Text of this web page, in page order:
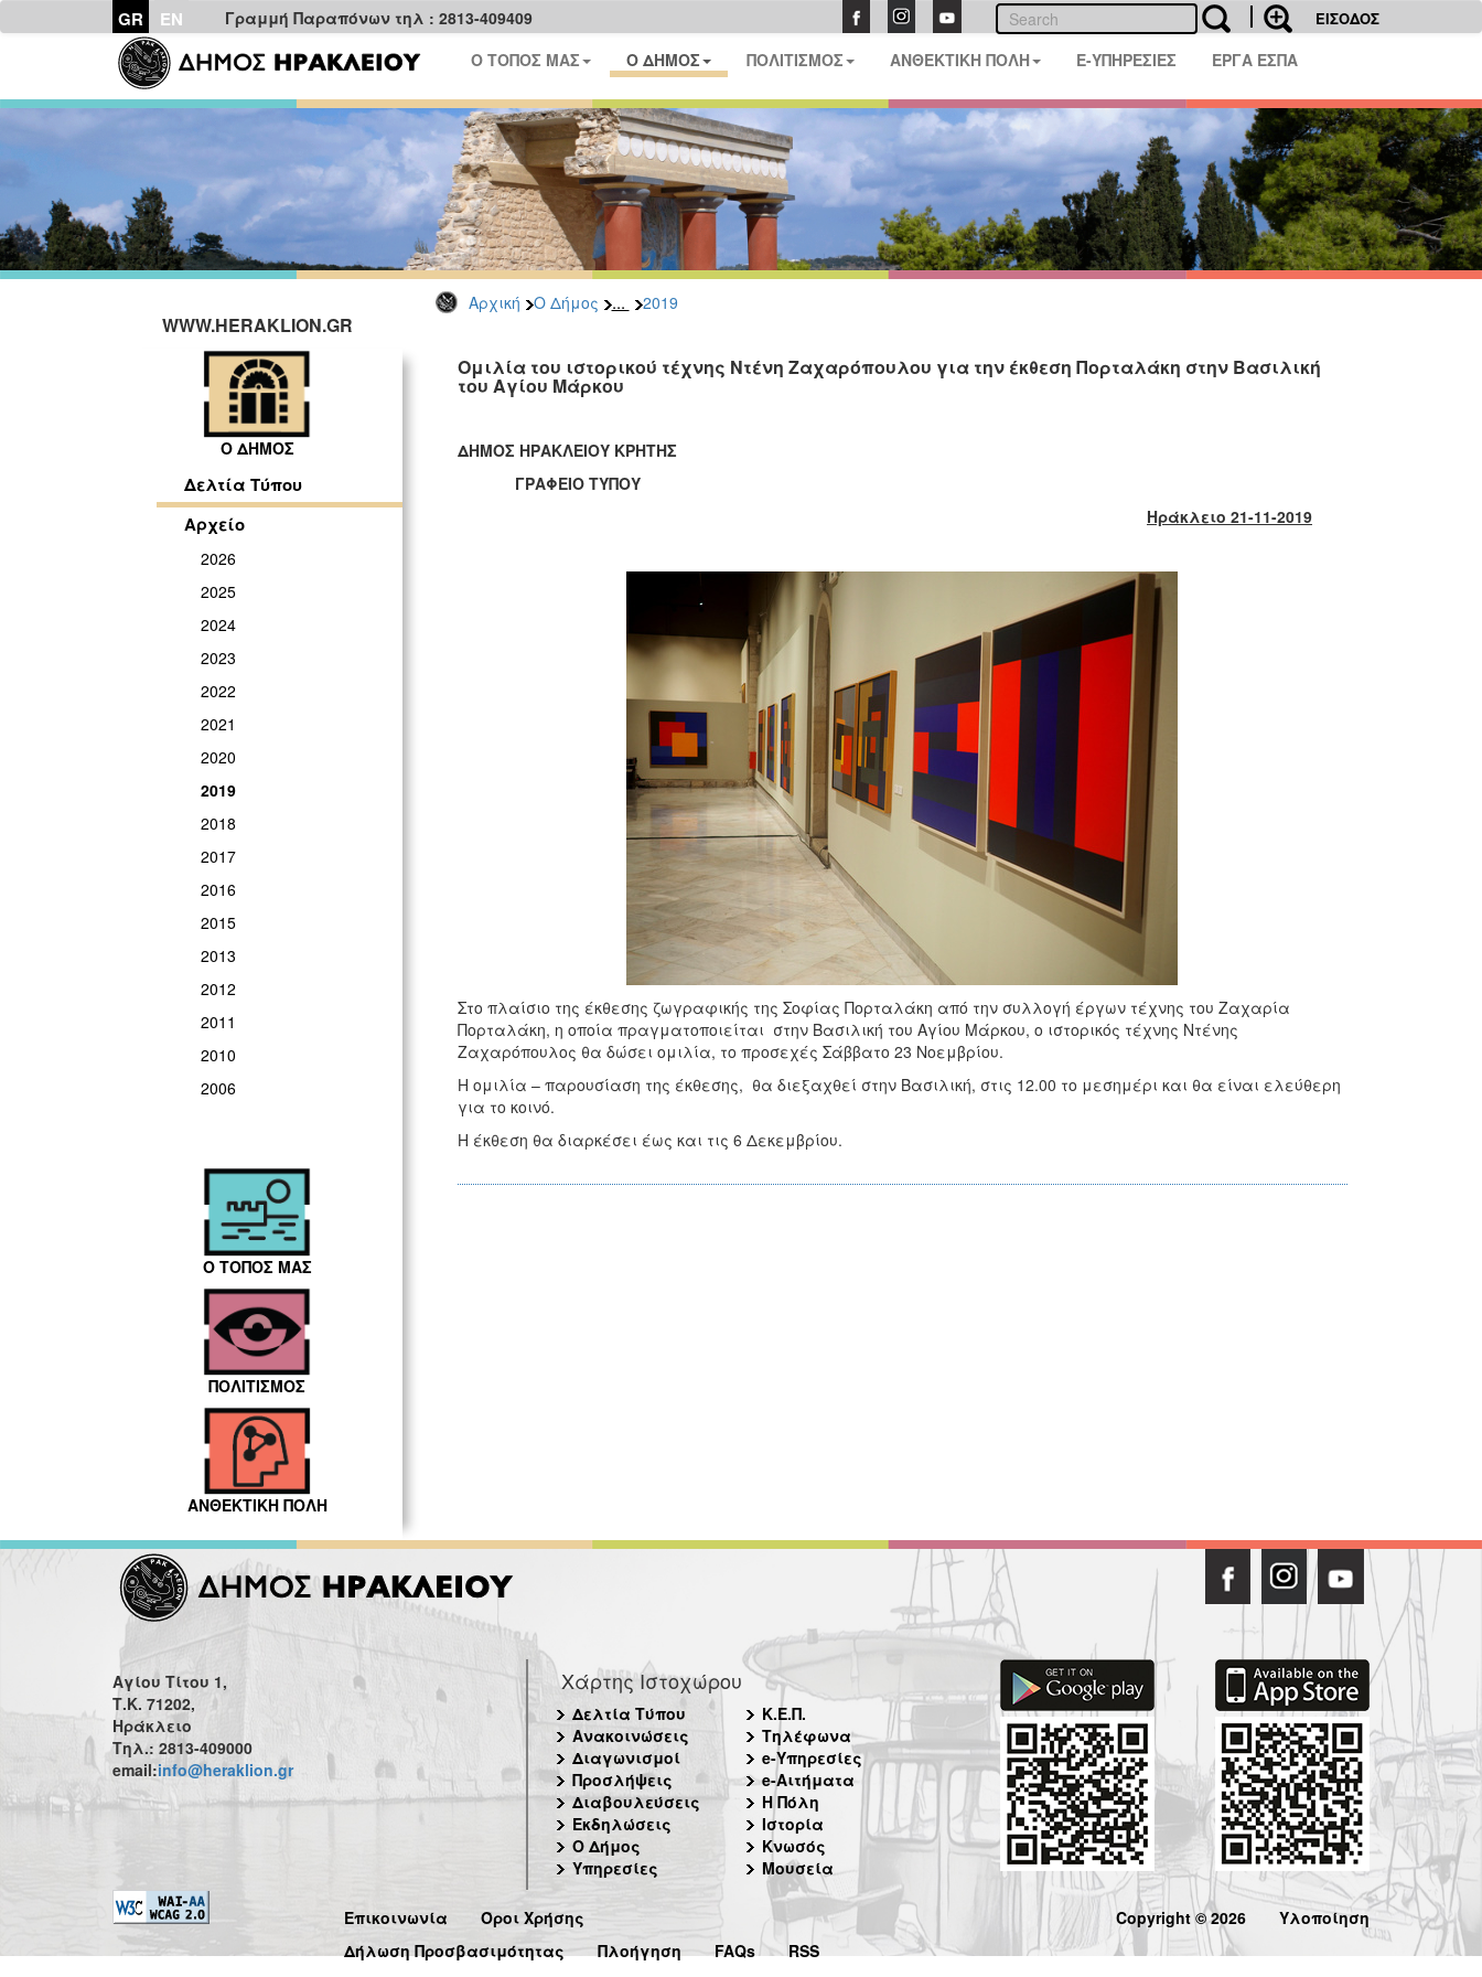
GR EN Γραμμή Παραπόνων τηλ : 2813-409409 ΕΙΣΟΔΟΣ
Ο ΤΟΠΟΣ ΜΑΣ Ο ΔΗΜΟΣ ΠΟΛΙΤΙΣΜΟΣ ΑΝΘΕΚΤΙΚΗ ΠΟΛΗ E-ΥΠΗΡΕΣΙΕΣ ΕΡΓΑ ΕΣΠΑ
Αρχική Ο Δήμος ... 2019
WWW.HERAKLION.GR
Ο ΔΗΜΟΣ
Δελτία Τύπου
Αρχείο
2026
2025
2024
2023
2022
2021
2020
2019
2018
2017
2016
2015
2013
2012
2011
2010
2006
Ο ΤΟΠΟΣ ΜΑΣ
ΠΟΛΙΤΙΣΜΟΣ
ΑΝΘΕΚΤΙΚΗ ΠΟΛΗ
Ομιλία του ιστορικού τέχνης Ντένη Ζαχαρόπουλου για την έκθεση Πορταλάκη στην Βασιλική
του Αγίου Μάρκου
ΔΗΜΟΣ ΗΡΑΚΛΕΙΟΥ ΚΡΗΤΗΣ
ΓΡΑΦΕΙΟ ΤΥΠΟΥ
Ηράκλειο 21-11-2019
Στο πλαίσιο της έκθεσης ζωγραφικής της Σοφίας Πορταλάκη από την συλλογή έργων τέχνης του Ζαχαρία
Πορταλάκη, η οποία πραγματοποιείται στην Βασιλική του Αγίου Μάρκου, ο ιστορικός τέχνης Ντένης
Ζαχαρόπουλος θα δώσει ομιλία, το προσεχές Σάββατο 23 Νοεμβρίου.
Η ομιλία – παρουσίαση της έκθεσης, θα διεξαχθεί στην Βασιλική, στις 12.00 το μεσημέρι και θα είναι ελεύθερη
για το κοινό.
Η έκθεση θα διαρκέσει έως και τις 6 Δεκεμβρίου.
Αγίου Τίτου 1,
Τ.Κ. 71202,
Ηράκλειο
Τηλ.: 2813-409000
email:info@heraklion.gr
Χάρτης Ιστοχώρου
Δελτία Τύπου
Ανακοινώσεις
Διαγωνισμοί
Προσλήψεις
Διαβουλεύσεις
Εκδηλώσεις
Ο Δήμος
Υπηρεσίες
Κ.Ε.Π.
Τηλέφωνα
e-Υπηρεσίες
e-Αιτήματα
Η Πόλη
Ιστορία
Κνωσός
Μουσεία
Επικοινωνία
Όροι Χρήσης
Δήλωση Προσβασιμότητας
Πλοήγηση FAQs RSS
Copyright © 2026 Υλοποίηση